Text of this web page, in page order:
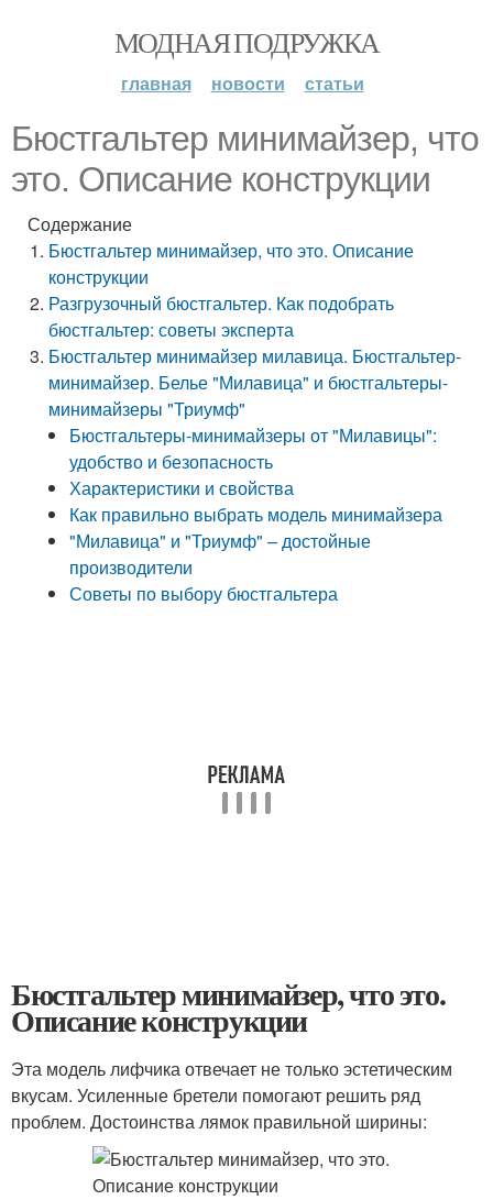
МОДНАЯ ПОДРУЖКА
главная новости статьи
Бюстгальтер минимайзер, что
это. Описание конструкции
Содержание
Бюстгальтер минимайзер, что это. Описание
конструкции
Разгрузочный бюстгальтер. Как подобрать
бюстгальтер: советы эксперта
Бюстгальтер минимайзер милавица. Бюстгальтер-
минимайзер. Белье "Милавица" и бюстгальтеры-
минимайзеры "Триумф"
Бюстгальтеры-минимайзеры от "Милавицы":
удобство и безопасность
Характеристики и свойства
Как правильно выбрать модель минимайзера
"Милавица" и "Триумф" – достойные
производители
Советы по выбору бюстгальтера
Бюстгальтер минимайзер, что это.
Описание конструкции
Эта модель лифчика отвечает не только эстетическим
вкусам. Усиленные бретели помогают решить ряд
проблем. Достоинства лямок правильной ширины: